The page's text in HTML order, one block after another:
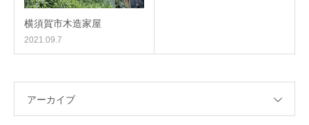
横須賀市木造家屋
2021.09.7
アーカイブ